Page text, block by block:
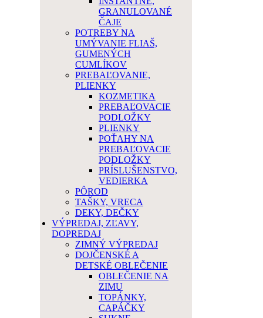
GRANULOVANÉ
ČAJE
POTREBY NA
UMÝVANIE FLIAŠ,
GUMENÝCH
CUMLÍKOV
PREBAĽOVANIE,
PLIENKY
KOZMETIKA
PREBAĽOVACIE
PODLOŽKY
PLIENKY
POŤAHY NA
PREBAĽOVACIE
PODLOŽKY
PRÍSLUŠENSTVO,
VEDIERKA
PÔROD
TAŠKY, VRECA
DEKY, DEČKY
VÝPREDAJ, ZĽAVY,
DOPREDAJ
ZIMNÝ VÝPREDAJ
DOJČENSKÉ A
DETSKÉ OBLEČENIE
OBLEČENIE NA
ZIMU
TOPÁNKY,
CAPÁČKY